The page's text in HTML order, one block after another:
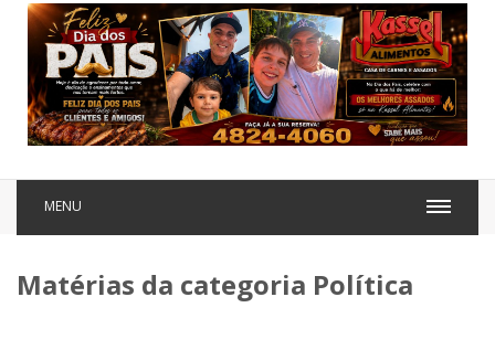
MENU
Matérias da categoria Política